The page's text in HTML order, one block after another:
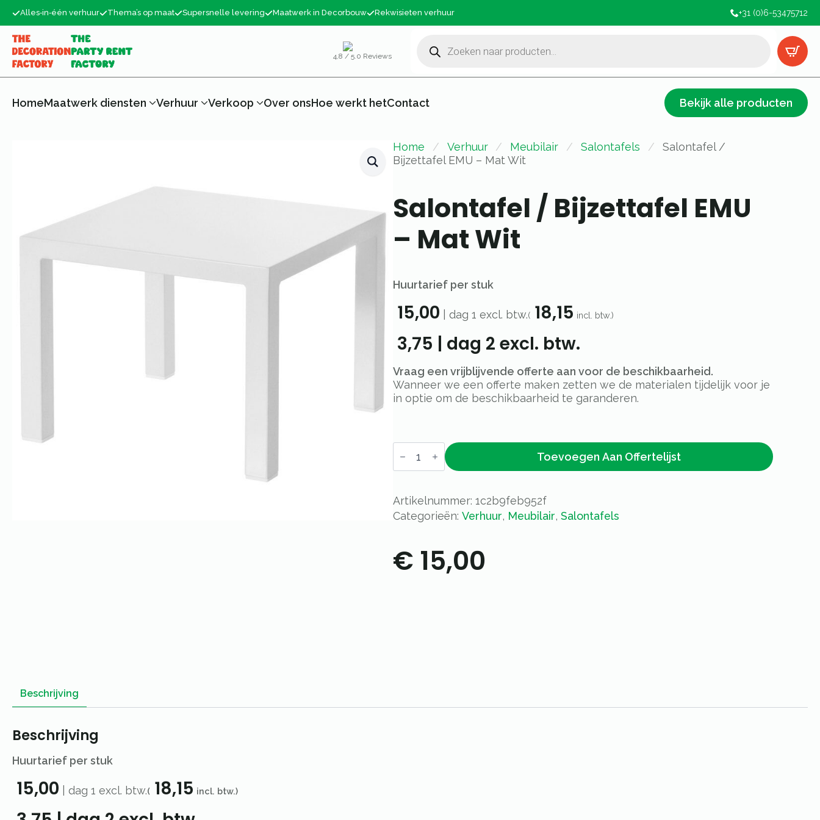
Alles‑in‑één verhuur Thema’s op maat Supersnelle levering Maatwerk in Decorbouw Rekwisieten verhuur +31 (0)6-53475712
4,8 / 5.0 Reviews
zoeken
HomeMaatwerk diensten Verhuur Verkoop Over onsHoe werkt hetContact Bekijk alle producten
Home Verhuur Meubilair Salontafels
Salontafel /
Bijzettafel EMU – Mat Wit
Salontafel / Bijzettafel EMU
– Mat Wit
Huurtarief per stuk
15,00 dag 1 excl. btw.(18,15 incl. btw.)
3,75 dag 2 excl. btw.
Vraag een vrijblijvende offerte aan voor de beschikbaarheid.
Wanneer we een offerte maken zetten we de materialen tijdelijk voor je
in optie om de beschikbaarheid te garanderen.
Salontafel
Bijzettafel
Mat
Wit
aantal
Toevoegen Aan Offertelijst
Artikelnummer: 1c2b9feb952f
Categorieën: Verhuur, Meubilair, Salontafels
€ 15,00
Beschrijving
Beschrijving
Huurtarief per stuk
15,00 dag 1 excl. btw.( 18,15 incl. btw.)